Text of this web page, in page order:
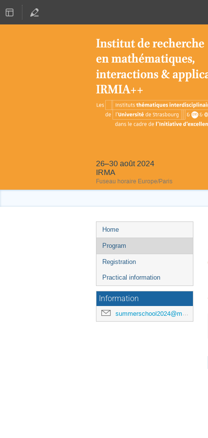
26–30 août 2024
IRMA
Fuseau horaire Europe/Paris
Menu
de
l'événement
Home
Program
Registration
Practical information
Information
summerschool2024@math.unistra.fr